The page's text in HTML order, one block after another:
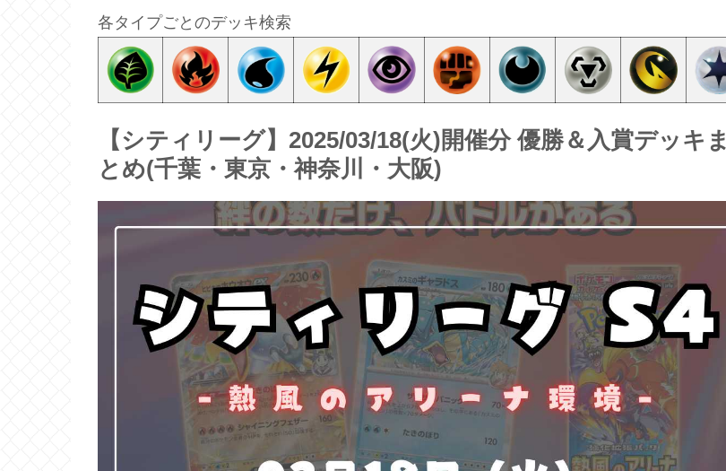
各タイプごとのデッキ検索
【シティリーグ】2025/03/18(火)開催分 優勝＆入賞デッキま
とめ(千葉・東京・神奈川・大阪)